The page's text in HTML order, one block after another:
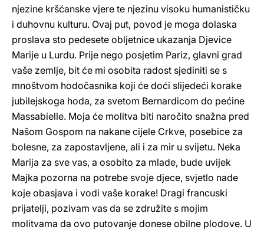
njezine kršćanske vjere te njezinu visoku humanističku
i duhovnu kulturu. Ovaj put, povod je moga dolaska
proslava sto pedesete obljetnice ukazanja Djevice
Marije u Lurdu. Prije nego posjetim Pariz, glavni grad
vaše zemlje, bit će mi osobita radost sjediniti se s
mnoštvom hodočasnika koji će doći slijedeći korake
jubilejskoga hoda, za svetom Bernardicom do pećine
Massabielle. Moja će molitva biti naročito snažna pred
Našom Gospom na nakane cijele Crkve, posebice za
bolesne, za zapostavljene, ali i za mir u svijetu. Neka
Marija za sve vas, a osobito za mlade, bude uvijek
Majka pozorna na potrebe svoje djece, svjetlo nade
koje obasjava i vodi vaše korake! Dragi francuski
prijatelji, pozivam vas da se združite s mojim
molitvama da ovo putovanje donese obilne plodove. U